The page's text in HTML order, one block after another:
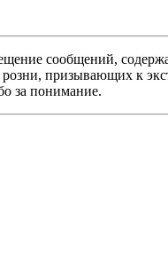
сообщений,
призывающих к
за понимание.